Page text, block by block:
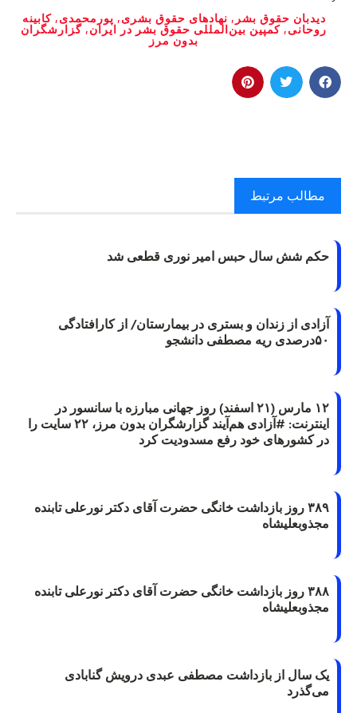
دیدبان حقوق بشر , نهادهای حقوق بشری, پورمحمدی,کابینه
روحانی, کمپین بین‌المللی حقوق بشر در ایران, گزارشگران
بدون مرز
مطالب مرتبط
حکم شش سال حبس امیر نوری قطعی شد
آزادی از زندان و بستری در بیمارستان/ از کارافتادگی
۵۰درصدی ریه مصطفی دانشجو
۱۲ مارس (۲۱ اسفند) روز جهانی مبارزه با سانسور در
اینترنت: #آزادی هم‌آیند گزارشگران‌ بدون مرز، ۲۲ سایت را
در کشورهای خود رفع مسدودیت کرد
۳۸۹ روز بازداشت خانگی حضرت آقای دکتر نورعلی تابنده
مجذوبعلیشاه
۳۸۸ روز بازداشت خانگی حضرت آقای دکتر نورعلی تابنده
مجذوبعلیشاه
یک سال از بازداشت مصطفی عبدی درویش گنابادی
می‌گذرد